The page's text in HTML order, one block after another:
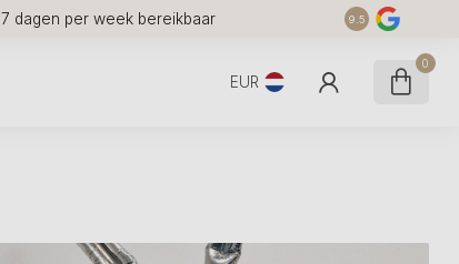
7 dagen per week bereikbaar 9.5
EUR
0